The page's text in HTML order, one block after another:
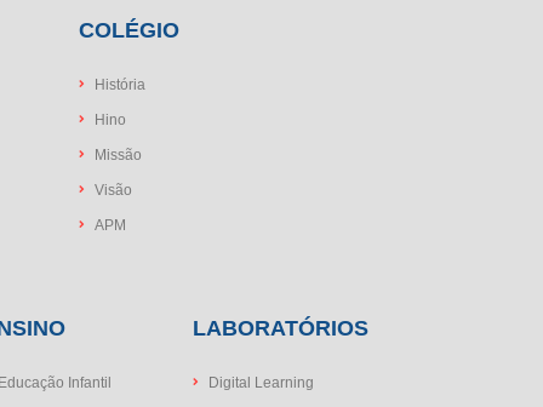
COLÉGIO
História
Hino
Missão
Visão
APM
Infantil
LABORATÓRIOS
Digital Learning